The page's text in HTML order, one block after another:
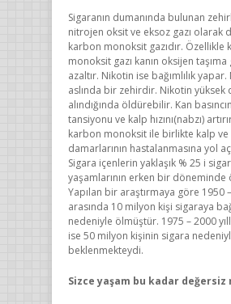
Sigaranın dumanında bulunan
nitrojen oksit ve eksoz gazı olarak
karbon monoksit gazıdır. Özellikle
monoksit gazı kanın oksijen taşıma
azaltır. Nikotin ise bağımlılık
aslında bir zehirdir. Nikotin yüksek
alındığında öldürebilir. Kan
tansiyonu ve kalp hızını(nabzı)
karbon monoksit ile birlikte kalp ve
damarlarının hastalanmasına yol
Sigara içenlerin yaklaşık % 25 i
yaşamlarının erken bir
Yapılan bir araştırmaya göre 1950 –
arasında 10 milyon kişi sigaraya
nedeniyle ölmüştür. 1975 – 2000
ise 50 milyon kişinin sigara
beklenmekteydi.
Sizce yaşam bu kadar değersiz